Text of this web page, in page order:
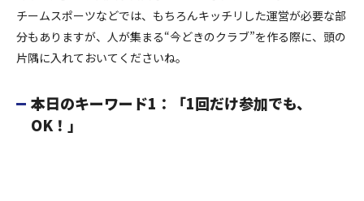
チームスポーツなどでは、もちろんキッチリした運営が必要な部
分もありますが、人が集まる“今どきのクラブ”を作る際に、頭の
片隅に入れておいてくださいね。
本日のキーワード1：「1回だけ参加でも、
OK！」